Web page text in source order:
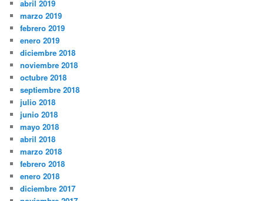
abril 2019
marzo 2019
febrero 2019
enero 2019
diciembre 2018
noviembre 2018
octubre 2018
septiembre 2018
julio 2018
junio 2018
mayo 2018
abril 2018
marzo 2018
febrero 2018
enero 2018
diciembre 2017